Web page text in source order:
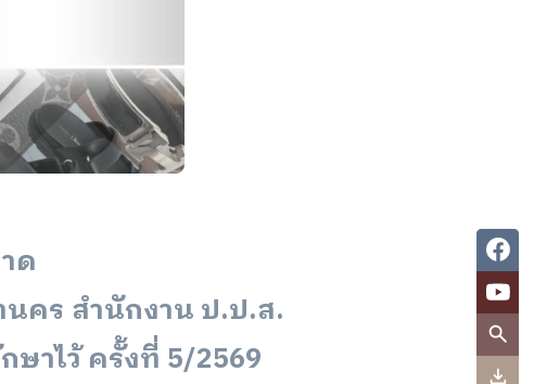
ด
คร สำนักงาน ป.ป.ส.
าไว้ ครั้งที่ 5/2569